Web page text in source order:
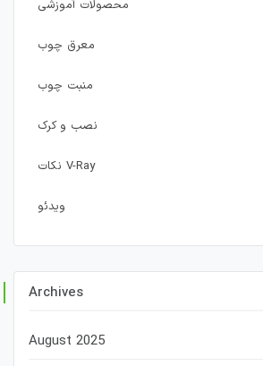
محصولات آموزشی
معرق چوب
منبت چوب
نصب و کرک
نکات V-Ray
ویدئو
Archives
August 2025